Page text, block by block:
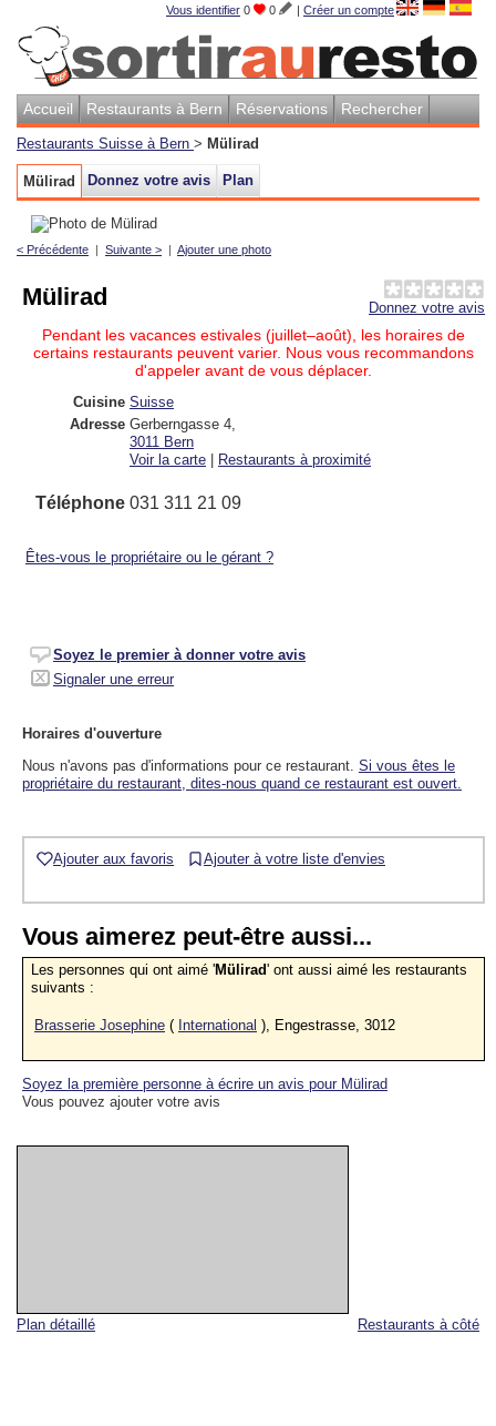
Vous identifier 0 0 | Créer un compte
Accueil Restaurants à Bern Réservations Rechercher
Restaurants Suisse à Bern > Mülirad
Mülirad Donnez votre avis Plan
< Précédente | Suivante > | Ajouter une photo
Restaurants à côté
Plan détaillé
Donnez votre avis
Mülirad
Pendant les vacances estivales (juillet–août), les horaires de
certains restaurants peuvent varier. Nous vous recommandons
d'appeler avant de vous déplacer.
Cuisine Suisse
Adresse Gerberngasse 4
3011 Bern
Voir la carte
Restaurants à proximité
Téléphone 031 311 21 09
Êtes-vous le propriétaire ou le gérant ?
Soyez le premier à donner votre avis
Signaler une erreur
Horaires d'ouverture
Nous n'avons pas d'informations pour ce restaurant. Si vous êtes le
propriétaire du restaurant, dites-nous quand ce restaurant est ouvert.
Ajouter aux favoris Ajouter à votre liste d'envies
Vous aimerez peut-être aussi...
Les personnes qui ont aimé 'Mülirad' ont aussi aimé les restaurants
suivants :
Brasserie Josephine ( International ), Engestrasse, 3012
Soyez la première personne à écrire un avis pour Mülirad
Vous pouvez ajouter votre avis